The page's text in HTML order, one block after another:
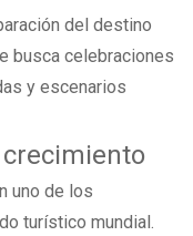
del destino
busca celebraciones
y escenarios
uno de los
turístico mundial.